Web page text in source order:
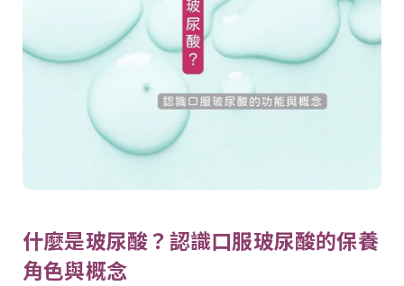
什麼是玻尿酸？認識口服玻尿酸的保養
角色與概念